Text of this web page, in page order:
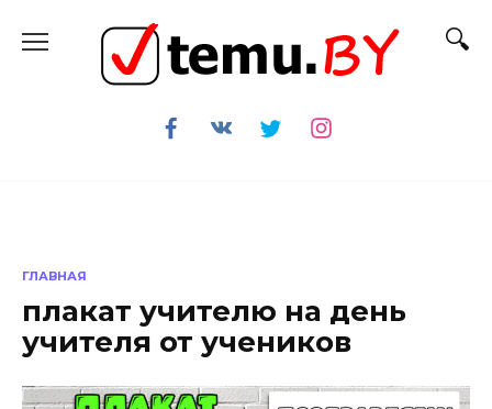
содержанию
ГЛАВНАЯ
плакат учителю на день
учителя от учеников